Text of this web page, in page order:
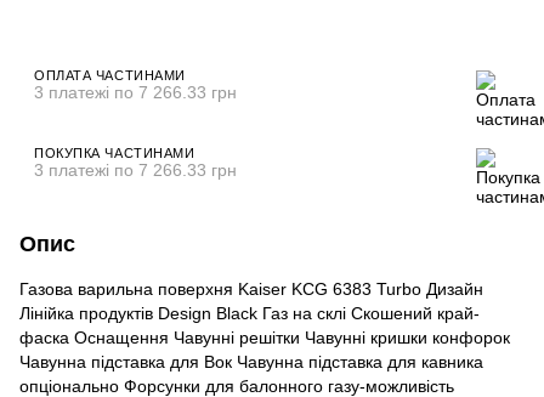
ОПЛАТА ЧАСТИНАМИ
3 платежі по 7 266.33 грн
ПОКУПКА ЧАСТИНАМИ
3 платежі по 7 266.33 грн
Опис
Газова варильна поверхня Kaiser KCG 6383 Turbo Дизайн
Лінійка продуктів Design Black Газ на склі Скошений край-
фаска Оснащення Чавунні решітки Чавунні кришки конфорок
Чавунна підставка для Вок Чавунна підставка для кавника
опціонально Форсунки для балонного газу-можливість